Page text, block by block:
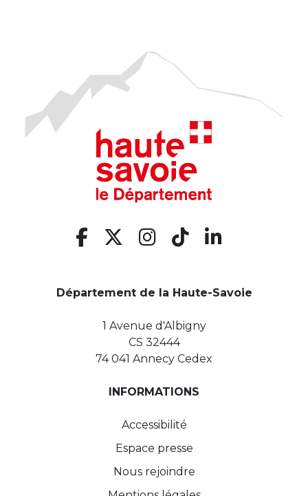
Département de la Haute-Savoie
1 Avenue d'Albigny
CS 32444
74 041 Annecy Cedex
INFORMATIONS
Accessibilité
Espace presse
Nous rejoindre